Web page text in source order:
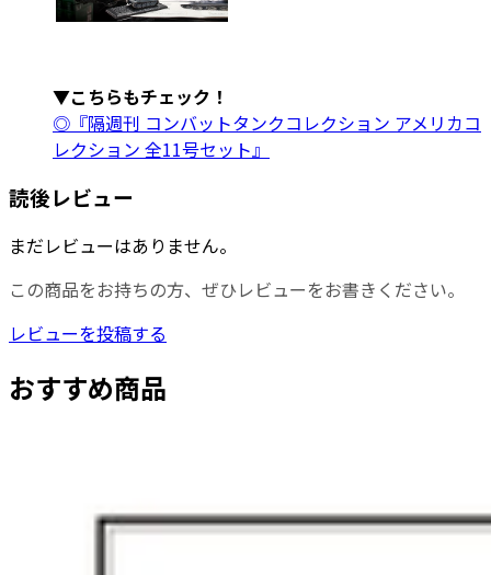
▼こちらもチェック！
◎『隔週刊 コンバットタンクコレクション アメリカコ
レクション 全11号セット』
読後レビュー
まだレビューはありません。
この商品をお持ちの方、ぜひレビューをお書きください。
レビューを投稿する
おすすめ商品